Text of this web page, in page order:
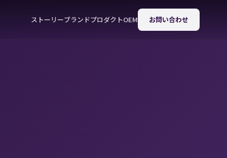
ストーリーブランドプロダクトOEM お問い合わせ